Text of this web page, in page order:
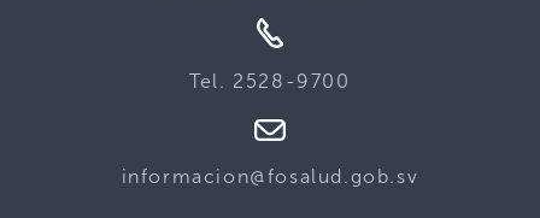
Tel. 2528-9700
informacion@fosalud.gob.sv